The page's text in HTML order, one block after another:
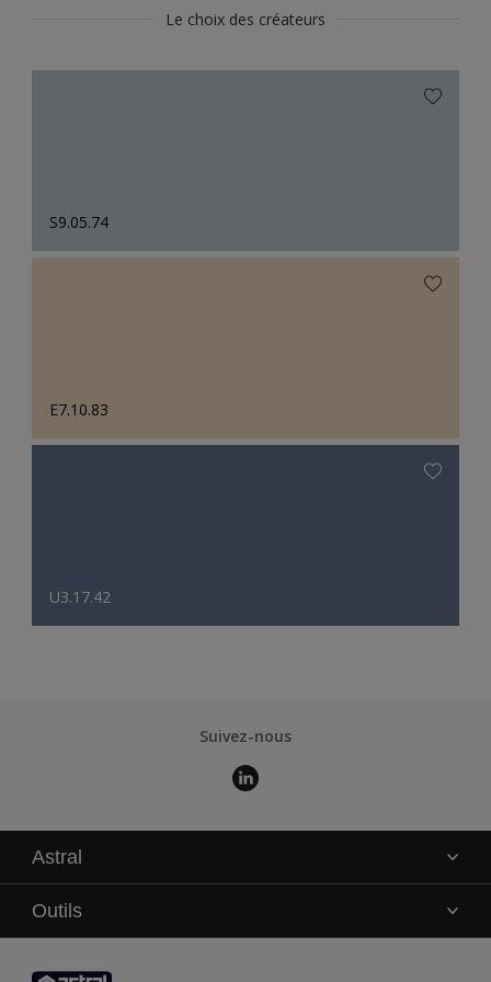
Le choix des créateurs
S9.05.74
E7.10.83
U3.17.42
Suivez-nous
Astral
La marque
Service technique
Contact
Outils